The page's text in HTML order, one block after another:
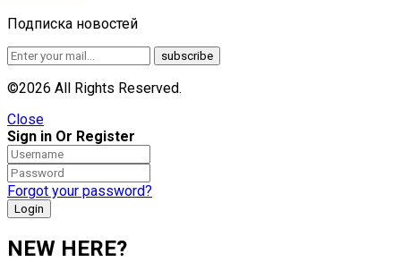
Подписка новостей
©2026 All Rights Reserved.
Close
Sign in Or Register
Forgot your password?
NEW HERE?